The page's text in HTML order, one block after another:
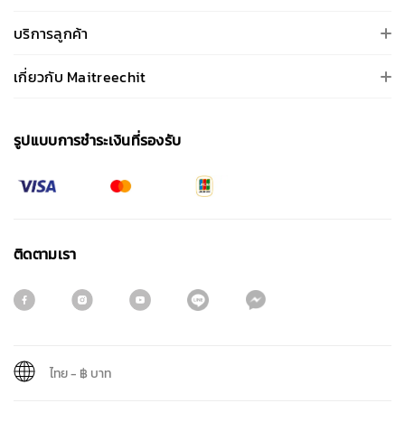
บริการลูกค้า
เกี่ยวกับ Maitreechit
รูปแบบการชําระเงินที่รองรับ
ติดตามเรา
ไทย- ฿ บาท